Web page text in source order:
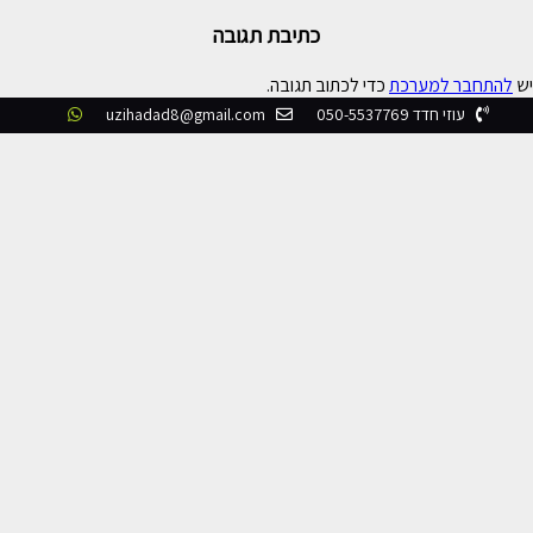
כתיבת תגובה
יש להתחבר למערכתכדי לכתוב תגובה.
עוזי חדד 050-5537769